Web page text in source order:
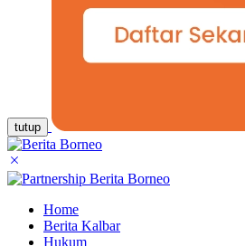
tutup
Home
Berita Kalbar
Hukum